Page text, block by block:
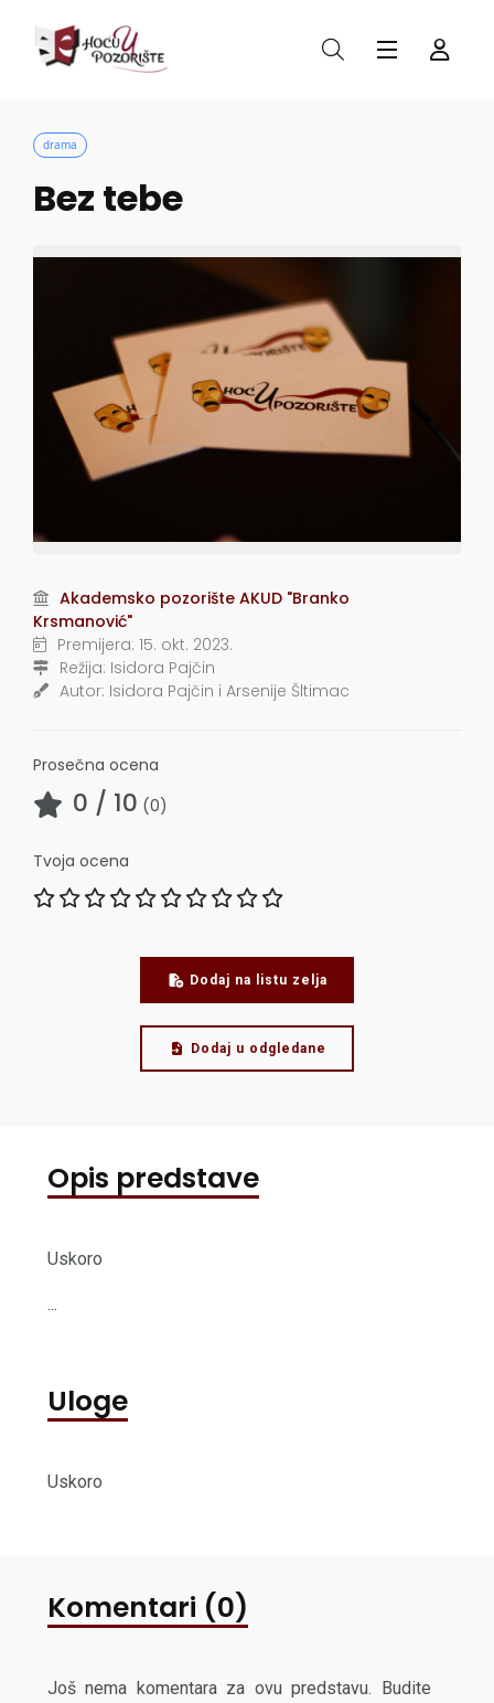
drama
Bez tebe
Akademsko pozorište AKUD "Branko
Krsmanović"
Premijera: 15. okt. 2023.
Režija: Isidora Pajčin
Autor: Isidora Pajčin i Arsenije Šltimac
Prosečna ocena
0 / 10 (0)
Tvoja ocena
Dodaj na listu zelja
Dodaj u odgledane
Opis predstave
Uskoro
...
Uloge
Uskoro
Komentari (0)
Još nema komentara za ovu predstavu. Budite